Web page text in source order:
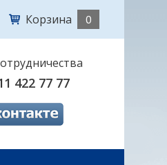
Корзина 0
422 77 77